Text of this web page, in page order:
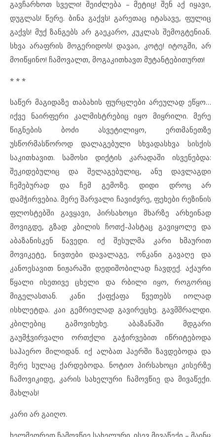
გავჩარხოთ სველი! შეიძლება – მეტიც! შენ აქ იყავი,
დუგლას! წერე. ბინა გაქვს! გარეთაც იტასავე, ფულიც
გაქვს! მუქ ზანგებს არ გაეკარო, კუკლას შემოგტენიან.
სხვა არაფრის მოგერიდოს! დავაი, კოტე! იტოგში, არ
მოიწყინო! ჩამოვალთ, მოგაკითხავთ მუტანტებითურთ!
* * *
საწერ მაგიდაზე თაბახის ფურცლები არეულად ეწყო…
იქვე ნაირფერი კალმისტრებიც იყო მიყრილი. მერე
წიგნების ბოძი ასვეტილიყო, ერთმანეთზე
უსწორმასწოროდ დალაგებული სხვადასხვა სისქის
საკითხავით. სამოსი დიქტის კარადაში ისვენებდა:
შეკიდებულიც და შელაგებულიც, ანუ დავლაგდი
ჩემებურად და ჩემ გემოზე. დიდი დროც არ
დამჭირვებია. მერე შარვალი ჩავიძვრე, ფეხები რეზინის
ფლოსტებში გავყავი, პირსახოცი მხარზე არხეინად
მოვიგდე, გზად კბილის ჩოთქ-პასტაც გავიყოლე და
აბაზანისკენ წავედი. იქ შესულმა კარი ხმაურით
მოვიკეტე, ნივთები დავალაგე, ონკანი გავაღე და
კანოესავით ნიჟარაში დედიშობილად ჩავდექ. აქაური
წყალი ისეთივე ცხელი და რბილი იყო, როგორიც
მიგელასთან. კანი ქაფქაფა წვეთებს იოლად
ისხლეტდა. კაი გემრიელად გავირეცხე. გავმშრალდი.
კბილებიც გამოვიხეხე. აბაზანაში მდგარი
გაუმჭვირვალი ორთქლი გაჭირვებით იწრიტებოდა
საჰაერო მილიდან. იქ ალბათ ჰაერში ზავდებოდა და
მერე სულაც ქარდებოდა. ნოტიო პირსახოცი კისერზე
ჩამოვიკიდე, კარის სახელური ჩამოვწიე და მივაწექი.
მახლას!
კარი არ გაიღო.
ხელმეორედ ჩამოვწიე სახელური. ისევ მივაწექი – მაინც